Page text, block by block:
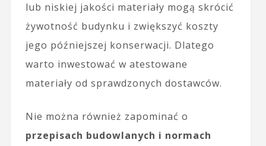
lub niskiej jakości materiały mogą skrócić
żywotność budynku i zwiększyć koszty
jego późniejszej konserwacji. Dlatego
warto inwestować w atestowane
materiały od sprawdzonych dostawców.
Nie można również zapominać o
przepisach budowlanych i normach